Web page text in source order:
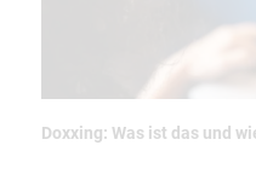
Doxxing: Was ist das und